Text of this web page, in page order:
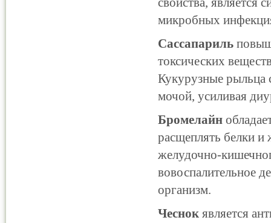
микробных
Сассапариль
токсических
Кукурузные рыльца
мочой, усиливая
Бромелайн
расщеплять белки
желудочно-
вовоспалительное
организм.
Чеснок является